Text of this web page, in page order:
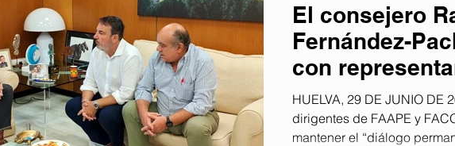
El consejero
Fernández-
con
pesquero
HUELVA, 29 DE JUNIO DE
dirigentes de FAAPE y FACOPE el
mantener el “diálogo